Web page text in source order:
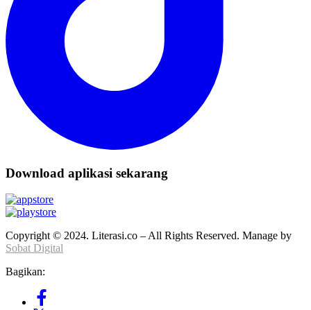
Download aplikasi sekarang
Copyright © 2024. Literasi.co – All Rights Reserved. Manage by
Sobat Digital
Bagikan: